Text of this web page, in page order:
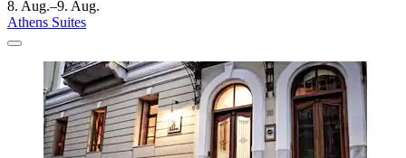
8. Aug.–9. Aug.
Athens Suites